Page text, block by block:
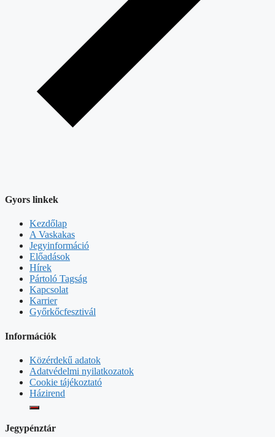
Gyors linkek
Kezdőlap
A Vaskakas
Jegyinformáció
Előadások
Hírek
Pártoló Tagság
Kapcsolat
Karrier
Győrkőcfesztivál
Információk
Közérdekű adatok
Adatvédelmi nyilatkozatok
Cookie tájékoztató
Házirend
Jegypénztár